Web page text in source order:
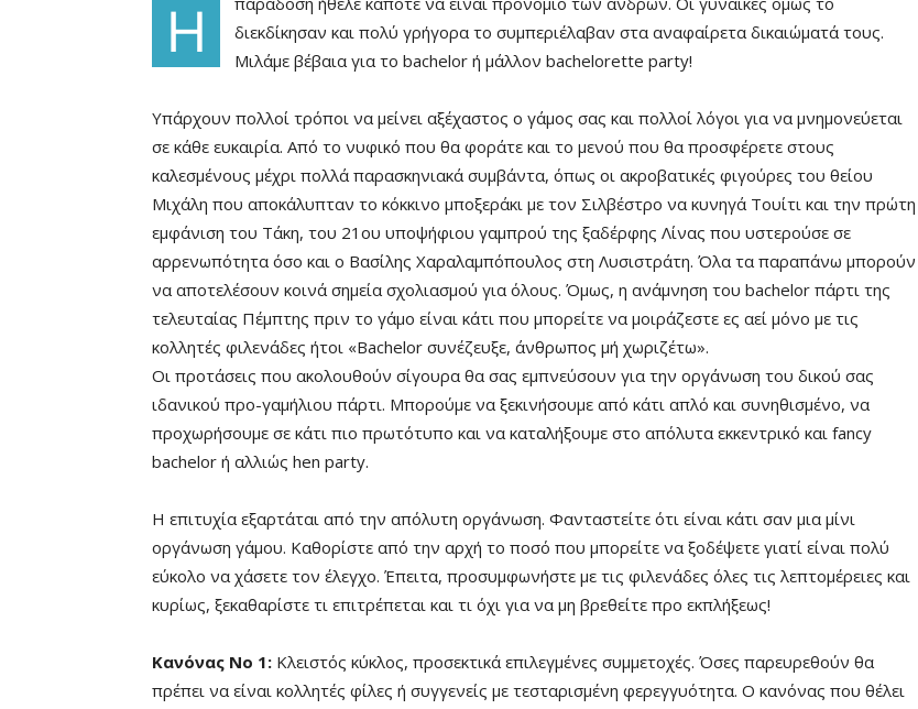
Η
διεκδίκησαν και πολύ γρήγορα το συμπεριέλαβαν στα αναφαίρετα δικαιώματά τους.
Μιλάμε βέβαια για το bachelor ή μάλλον bachelorette party!
Υπάρχουν πολλοί τρόποι να μείνει αξέχαστος ο γάμος σας και πολλοί λόγοι για να μνημονεύεται
σε κάθε ευκαιρία. Από το νυφικό που θα φοράτε και το μενού που θα προσφέρετε στους
καλεσμένους μέχρι πολλά παρασκηνιακά συμβάντα, όπως οι ακροβατικές φιγούρες του θείου
Μιχάλη που αποκάλυπταν το κόκκινο μποξεράκι με τον Σιλβέστρο να κυνηγά Τουίτι και την πρώτη
εμφάνιση του Τάκη, του 21ου υποψήφιου γαμπρού της ξαδέρφης Λίνας που υστερούσε σε
αρρενωπότητα όσο και ο Βασίλης Χαραλαμπόπουλος στη Λυσιστράτη. Όλα τα παραπάνω μπορούν
να αποτελέσουν κοινά σημεία σχολιασμού για όλους. Όμως, η ανάμνηση του bachelor πάρτι της
τελευταίας Πέμπτης πριν το γάμο είναι κάτι που μπορείτε να μοιράζεστε ες αεί μόνο με τις
κολλητές φιλενάδες ήτοι «Bachelor συνέζευξε, άνθρωπος μή χωριζέτω».
Οι προτάσεις που ακολουθούν σίγουρα θα σας εμπνεύσουν για την οργάνωση του δικού σας
ιδανικού προ-γαμήλιου πάρτι. Μπορούμε να ξεκινήσουμε από κάτι απλό και συνηθισμένο, να
προχωρήσουμε σε κάτι πιο πρωτότυπο και να καταλήξουμε στο απόλυτα εκκεντρικό και fancy
bachelor ή αλλιώς hen party.
Η επιτυχία εξαρτάται από την απόλυτη οργάνωση. Φανταστείτε ότι είναι κάτι σαν μια μίνι
οργάνωση γάμου. Καθορίστε από την αρχή το ποσό που μπορείτε να ξοδέψετε γιατί είναι πολύ
εύκολο να χάσετε τον έλεγχο. Έπειτα, προσυμφωνήστε με τις φιλενάδες όλες τις λεπτομέρειες και
κυρίως, ξεκαθαρίστε τι επιτρέπεται και τι όχι για να μη βρεθείτε προ εκπλήξεως!
Κανόνας Νο 1: Κλειστός κύκλος, προσεκτικά επιλεγμένες συμμετοχές. Όσες παρευρεθούν θα
πρέπει να είναι κολλητές φίλες ή συγγενείς με τεσταρισμένη φερεγγυότητα. Ο κανόνας που θέλει